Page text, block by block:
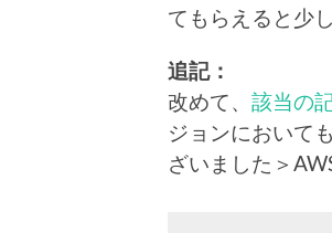
てもらえると少
追記：
改めて、 該当の
ジョンにおいて
ざいました＞